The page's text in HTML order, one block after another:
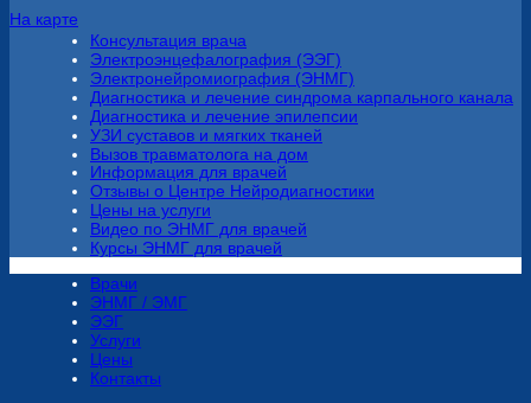
На карте
Консультация врача
Электроэнцефалография (ЭЭГ)
Электронейромиография (ЭНМГ)
Диагностика и лечение синдрома карпального канала
Диагностика и лечение эпилепсии
УЗИ суставов и мягких тканей
Вызов травматолога на дом
Информация для врачей
Отзывы о Центре Нейродиагностики
Цены на услуги
Видео по ЭНМГ для врачей
Курсы ЭНМГ для врачей
Врачи
ЭНМГ / ЭМГ
ЭЭГ
Услуги
Цены
Контакты